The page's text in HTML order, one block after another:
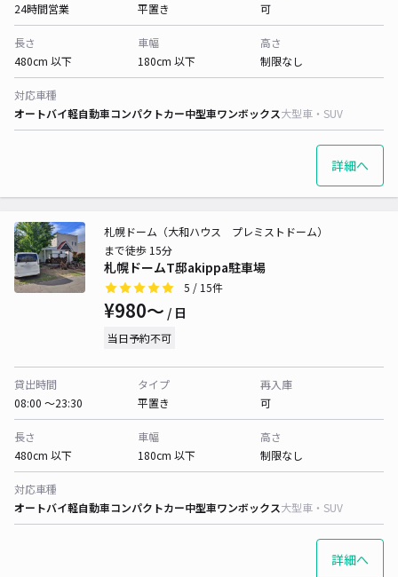
24時間営業
平置き
可
長さ
480cm 以下
車幅
180cm 以下
高さ
制限なし
対応車種
オートバイ軽自動車コンパクトカー中型車ワンボックス大型車・SUV
詳細へ
札幌ドームT邸akippa駐車場
札幌ドーム（大和ハウス プレミストドーム）
まで徒歩 15分
5 / 15件
¥980〜 / 日
当日予約不可
貸出時間
08:00 〜23:30
タイプ
平置き
再入庫
可
長さ
480cm 以下
車幅
180cm 以下
高さ
制限なし
対応車種
オートバイ軽自動車コンパクトカー中型車ワンボックス大型車・SUV
詳細へ